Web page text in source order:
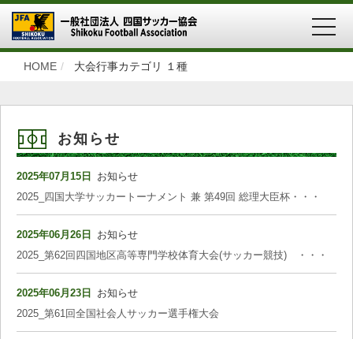
HOME 大会行事カテゴリ １種
お知らせ
2025年07月15日 お知らせ
2025_四国大学サッカートーナメント 兼 第49回 総理大臣杯・・・
2025年06月26日 お知らせ
2025_第62回四国地区高等専門学校体育大会(サッカー競技) ・・・
2025年06月23日 お知らせ
2025_第61回全国社会人サッカー選手権大会